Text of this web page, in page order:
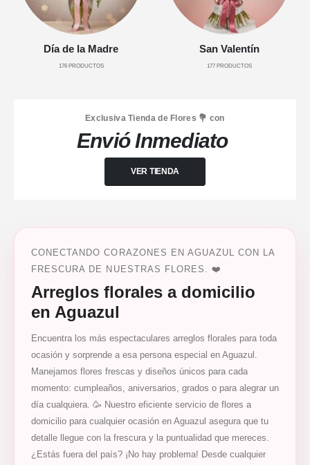
Día de la Madre
176PRODUCTOS
San Valentín
177PRODUCTOS
Exclusiva Tienda de Flores 💐 con
Envió Inmediato
VER TIENDA
CONECTANDO CORAZONES EN AGUAZUL CON LA
FRESCURA DE NUESTRAS FLORES. ❤️
Arreglos florales a domicilio
en Aguazul
Encuentra los más espectaculares arreglos florales para toda
ocasión y sorprende a esa persona especial en Aguazul.
Manejamos flores frescas y diseños únicos para cada
momento: cumpleaños, aniversarios, grados o para alegrar un
día cualquiera. 🥳 Nuestro eficiente servicio de flores a
domicilio para cualquier ocasión en Aguazul asegura que tu
detalle llegue con la frescura y la puntualidad que mereces.
¿Estás fuera del país? ¡No hay problema! Desde cualquier